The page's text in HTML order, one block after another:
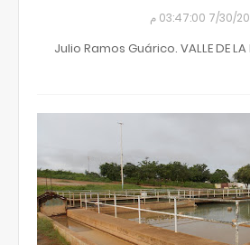
03:47:00 م
Julio Ramos Guárico. VALLE DE